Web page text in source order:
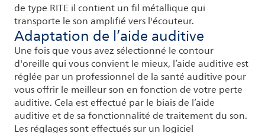
de type RITE il contient un fil métallique qui
transporte le son amplifié vers l'écouteur.
Adaptation de l’aide auditive
Une fois que vous avez sélectionné le contour
d'oreille qui vous convient le mieux, l’aide auditive est
réglée par un professionnel de la santé auditive pour
vous offrir le meilleur son en fonction de votre perte
auditive. Cela est effectué par le biais de l’aide
auditive et de sa fonctionnalité de traitement du son.
Les réglages sont effectués sur un logiciel